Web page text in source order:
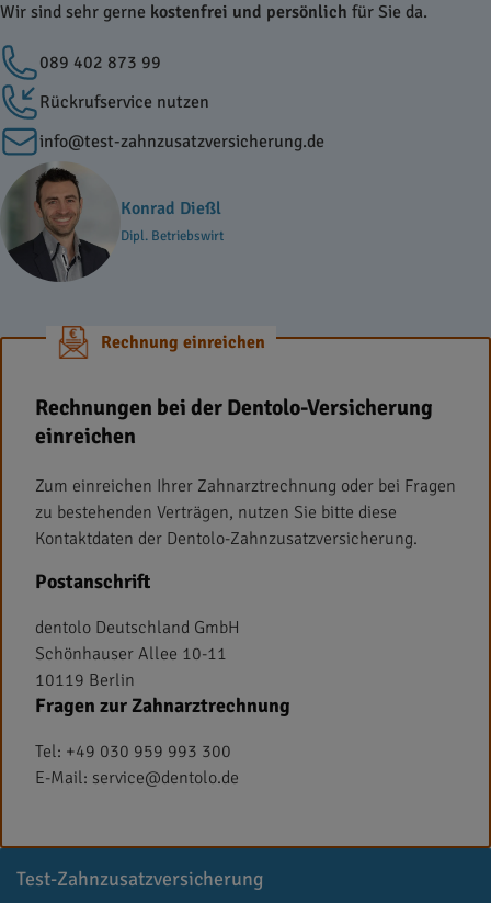
Konrad Dießl
Dipl. Betriebswirt
Wir sind sehr gerne kostenfrei und persönlich für Sie da.
089 402 873 99
Rückrufservice nutzen
info@test-zahnzusatzversicherung.de
Rechnung einreichen
Rechnungen bei der Dentolo-Versicherung
einreichen
Zum einreichen Ihrer Zahnarztrechnung oder bei Fragen
zu bestehenden Verträgen, nutzen Sie bitte diese
Kontaktdaten der Dentolo-Zahnzusatzversicherung.
Postanschrift
dentolo Deutschland GmbH
Schönhauser Allee 10-11
10119 Berlin
Fragen zur Zahnarztrechnung
Tel: +49 030 959 993 300
E-Mail: service@dentolo.de
Test-Zahnzusatzversicherung